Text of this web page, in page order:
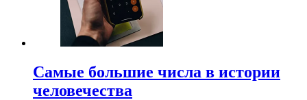
Самые большие числа в истории
человечества